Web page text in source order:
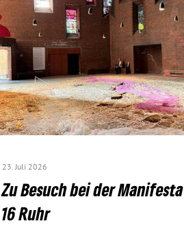
23. Juli 2026
Zu Besuch bei der Mani­festa
16 Ruhr